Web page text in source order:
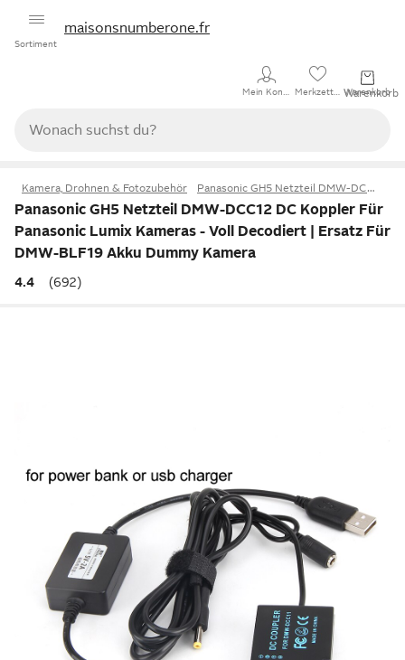
Sortiment
maisonsnumberone.fr
Θ ♥
Warenkorb
Warenkorb
Kamera, Drohnen & Fotozubehör Panasonic GH5 Netzteil DMW-DCC12 DC Koppler Für Panasonic Lumix Kameras - Voll Decodiert | Ersatz Für DMW-BLF19 Akku Dummy Kamera
Panasonic GH5 Netzteil DMW-DCC12 DC Koppler Für
Panasonic Lumix Kameras - Voll Decodiert | Ersatz Für
DMW-BLF19 Akku Dummy Kamera
4.4 (692)